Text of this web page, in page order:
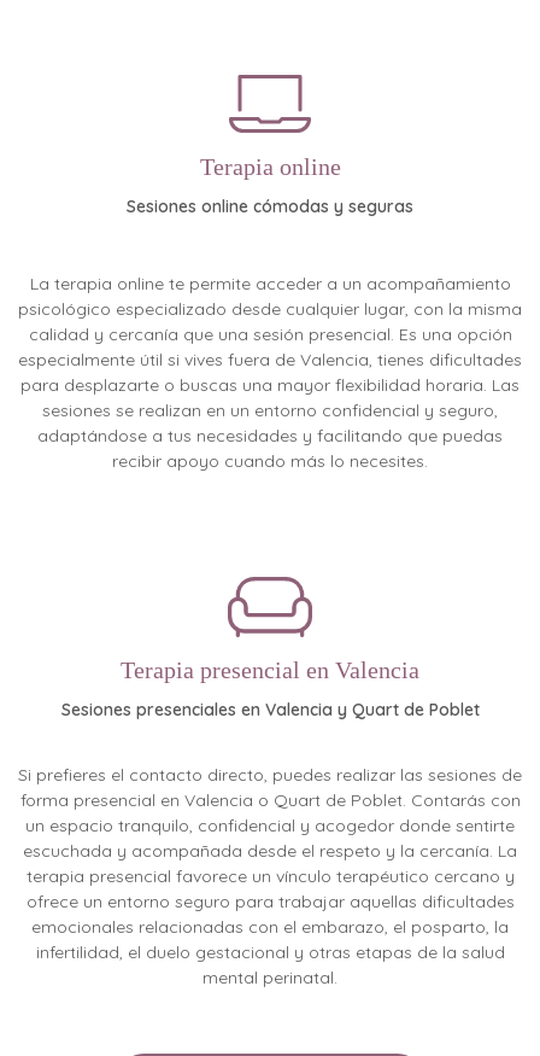
Terapia online
Sesiones online cómodas y seguras
La terapia online te permite acceder a un acompañamiento
psicológico especializado desde cualquier lugar, con la misma
calidad y cercanía que una sesión presencial. Es una opción
especialmente útil si vives fuera de Valencia, tienes dificultades
para desplazarte o buscas una mayor flexibilidad horaria. Las
sesiones se realizan en un entorno confidencial y seguro,
adaptándose a tus necesidades y facilitando que puedas
recibir apoyo cuando más lo necesites.
Terapia presencial en Valencia
Sesiones presenciales en Valencia y Quart de Poblet
Si prefieres el contacto directo, puedes realizar las sesiones de
forma presencial en Valencia o Quart de Poblet. Contarás con
un espacio tranquilo, confidencial y acogedor donde sentirte
escuchada y acompañada desde el respeto y la cercanía. La
terapia presencial favorece un vínculo terapéutico cercano y
ofrece un entorno seguro para trabajar aquellas dificultades
emocionales relacionadas con el embarazo, el posparto, la
infertilidad, el duelo gestacional y otras etapas de la salud
mental perinatal.